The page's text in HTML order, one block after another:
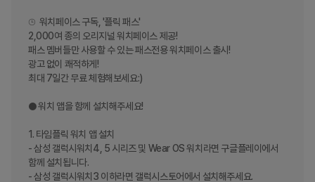
⌚︎  워치페이스 구독, '플릭 패스'
2,000여 종의 오리지널 워치페이스 제공!
패스 멤버들만 사용할 수 있는 패스전용 워치페이스 출시!
광고 없이 쾌적하게!
최대 7일간 무료 체험해보세요:)
● 워치 앱을 함께 설치해주세요!
1. 타임플릭 워치 앱 설치
- 삼성 갤럭시워치4, 5 시리즈 및 Wear OS 워치라면 구글플레이에서
함께 설치됩니다.
- 삼성 갤럭시워치3 이하라면 갤럭시스토어에서 설치해주세요.